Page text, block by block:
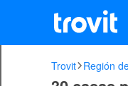
Trovit Región